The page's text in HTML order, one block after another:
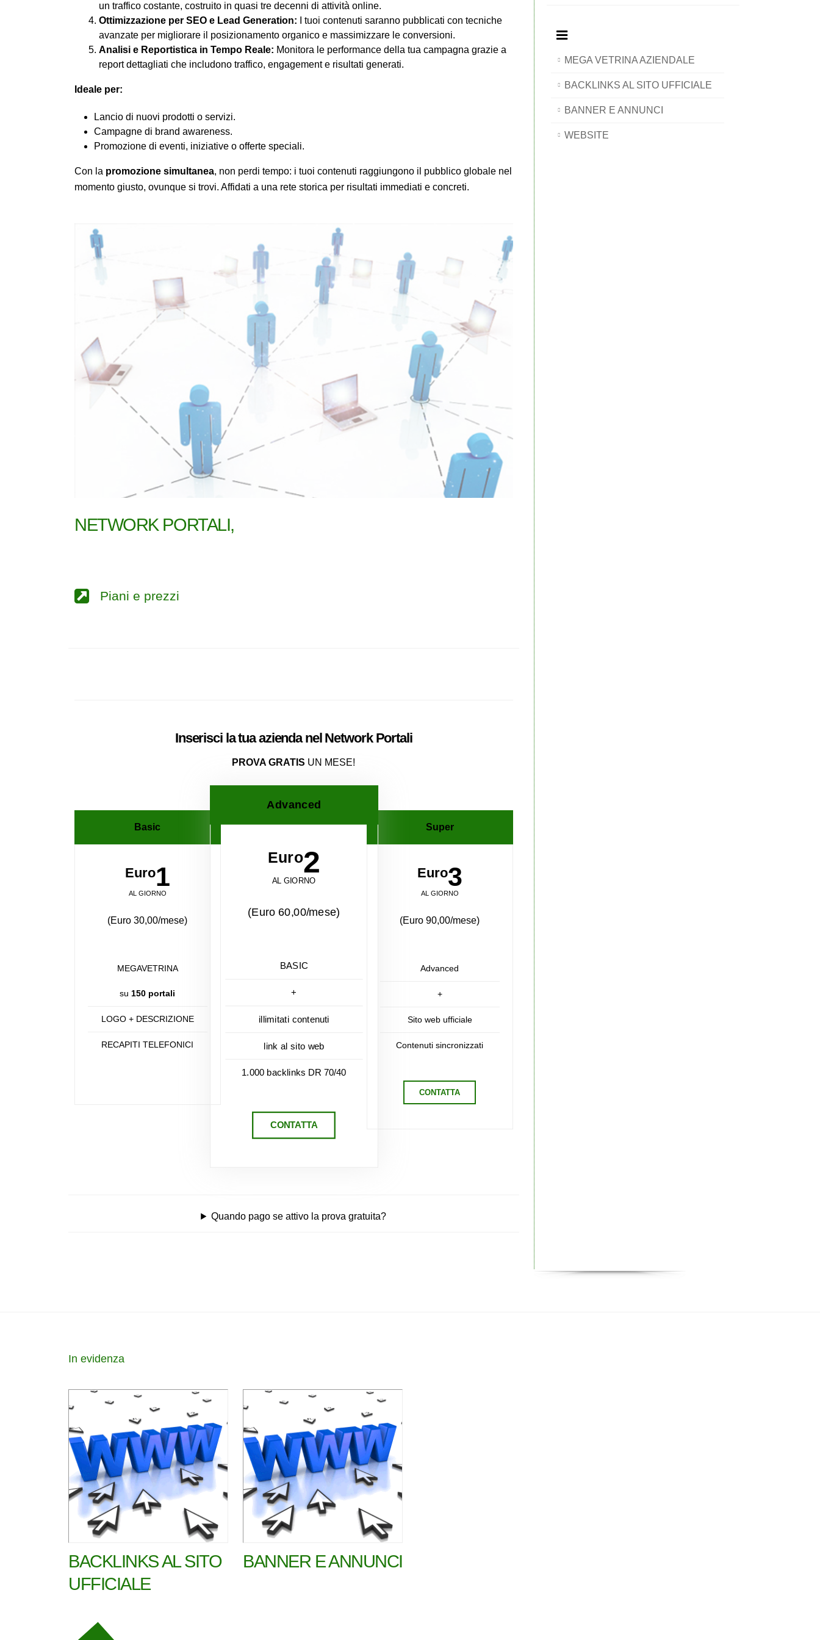
un traffico costante, costruito in quasi tre decenni di attività online.
Ottimizzazione per SEO e Lead Generation: I tuoi contenuti saranno pubblicati con tecniche
avanzate per migliorare il posizionamento organico e massimizzare le conversioni.
Analisi e Reportistica in Tempo Reale: Monitora le performance della tua campagna grazie a
report dettagliati che includono traffico, engagement e risultati generati.
Ideale per:
Lancio di nuovi prodotti o servizi.
Campagne di brand awareness.
Promozione di eventi, iniziative o offerte speciali.
Con la promozione simultanea, non perdi tempo: i tuoi contenuti raggiungono il pubblico globale nel
momento giusto, ovunque si trovi. Affidati a una rete storica per risultati immediati e concreti.
NETWORK PORTALI,
Piani e prezzi
Inserisci la tua azienda nel NetworkPortali
PROVA GRATIS UN MESE!
Basic
Euro1
AL GIORNO
(Euro 30,00/mese)
MEGAVETRINA
su 150 portali
LOGO + DESCRIZIONE
RECAPITI TELEFONICI
Advanced
Euro2
AL GIORNO
(Euro 60,00/mese)
BASIC
+
illimitati contenuti
link al sito web
1.000 backlinks DR 70/40
CONTATTA
Super
Euro3
AL GIORNO
(Euro 90,00/mese)
Advanced
+
Sito web ufficiale
Contenuti sincronizzati
CONTATTA
Quando pago se attivo la prova gratuita?
MEGA VETRINA AZIENDALE
BACKLINKS AL SITO UFFICIALE
BANNER E ANNUNCI
WEBSITE
In evidenza
BACKLINKS AL SITO
UFFICIALE
BANNER E ANNUNCI